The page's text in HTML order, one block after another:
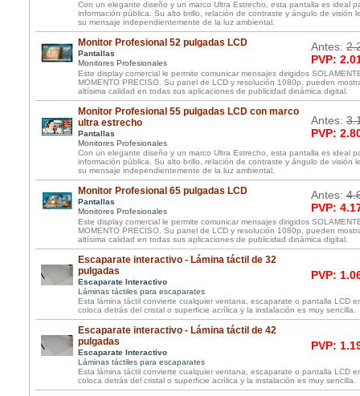
Con un elegante diseño y un marco Ultra Estrecho, esta pantalla es ideal
información pública. Su alto brillo, relación de contraste y ángulo de visión
su mensaje independientemente de la luz ambiental.
Monitor Profesional 52 pulgadas LCD
Pantallas
Monitores Profesionales
Antes:
PVP:
Este display comercial le permite comunicar mensajes dirigidos
MOMENTO PRECISO. Su panel de LCD y resolución 1080p, pueden
altísima calidad en todas sus aplicaciones de publicidad dinámica digital.
Monitor Profesional 55 pulgadas LCD con marco
ultra estrecho
Pantallas
Monitores Profesionales
Antes:
PVP:
Con un elegante diseño y un marco Ultra Estrecho, esta pantalla es ideal
información pública. Su alto brillo, relación de contraste y ángulo de visión
su mensaje independientemente de la luz ambiental.
Monitor Profesional 65 pulgadas LCD
Pantallas
Monitores Profesionales
Antes:
PVP:
Este display comercial le permite comunicar mensajes dirigidos
MOMENTO PRECISO. Su panel de LCD y resolución 1080p, pueden
altísima calidad en todas sus aplicaciones de publicidad dinámica digital.
Escaparate interactivo - Lámina táctil de 32
pulgadas
Escaparate Interactivo
Láminas táctiles para escaparates
PVP:
Esta lámina táctil convierte cualquier ventana, escaparate o pantalla LCD
coloca detrás del cristal o superficie acrílica y la instalación es muy sencilla.
Escaparate interactivo - Lámina táctil de 42
pulgadas
Escaparate Interactivo
Láminas táctiles para escaparates
PVP:
Esta lámina táctil convierte cualquier ventana, escaparate o pantalla LCD
coloca detrás del cristal o superficie acrílica y la instalación es muy sencilla.